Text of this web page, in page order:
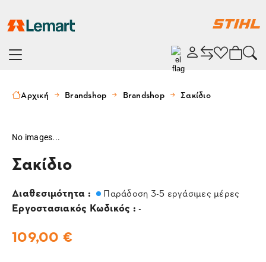
Αρχική Brandshop Brandshop Σακίδιο
No images...
Σακίδιο
Διαθεσιμότητα : Παράδοση 3-5 εργάσιμες μέρες
Εργοστασιακός Κωδικός : -
109,00 €